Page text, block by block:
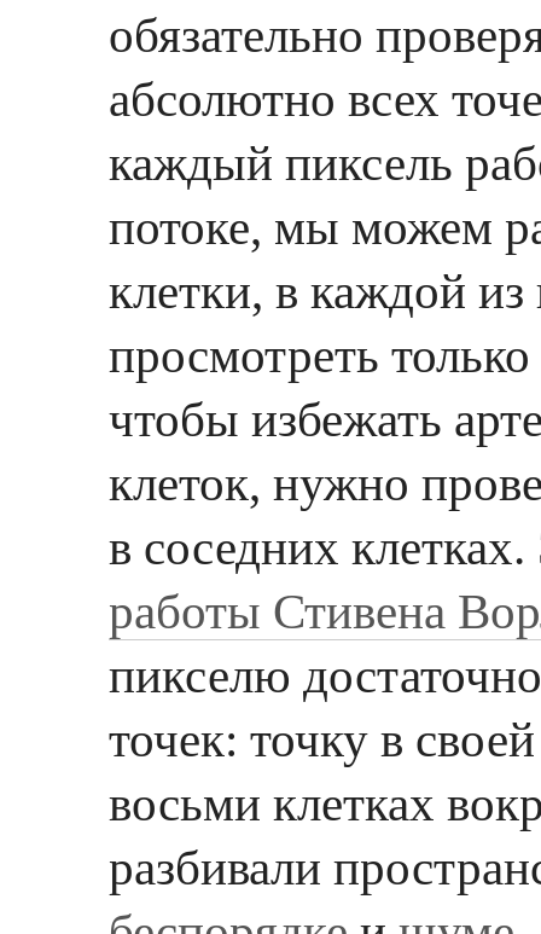
обязательно
абсолютно всех
каждый пиксель
потоке, мы можем
клетки, в каждой
просмотреть
чтобы избежать
клеток, нужно
в соседних
работы Стивена
пикселю
точек: точку в
восьми клетках
разбивали